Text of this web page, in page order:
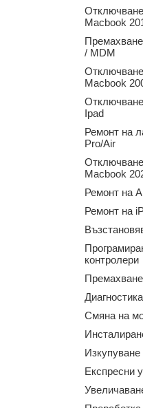
Macbook
/ MDM
Macbook
Ipad
Ремонт на
Pro/Air
Macbook
Ремонт на
Ремонт на
контролери
Смяна на
Изкупуване
Експресни